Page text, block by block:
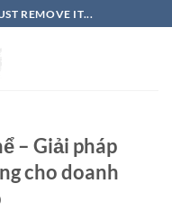
REMOVE IT...
– Giải pháp
cho doanh